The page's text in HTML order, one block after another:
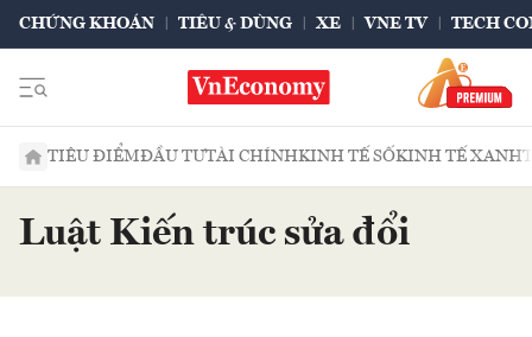
CHỨNG KHOÁN TIÊU & DÙNG XE VNE TV TECH
TIÊU ĐIỂMĐẦU TƯTÀI CHÍNHKINH TẾ SỐKINH TẾ XANH
Luật Kiến trúc sửa đổi